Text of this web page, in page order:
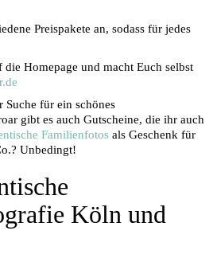
Preispakete an, sodass für jedes
Homepage und macht Euch selbst
Suche für ein schönes
gibt es auch Gutscheine, die ihr auch
Familienfotos als Geschenk für
Unbedingt!
Köln und